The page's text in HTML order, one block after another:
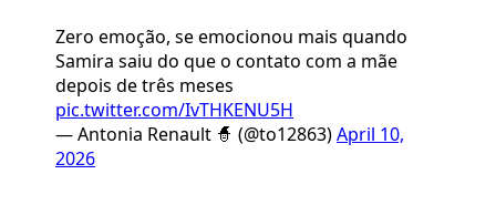
Zero emoção, se emocionou mais quando
Samira saiu do que o contato com a mãe
depois de três meses
pic.twitter.com/IvTHKENU5H
— Antonia Renault 🧙 (@to12863)April 10,
2026